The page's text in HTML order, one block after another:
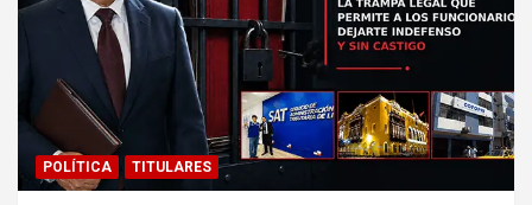
POLÍTICA TITULARES